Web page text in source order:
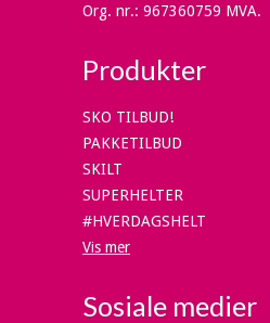
Org. nr.: 967360759 MVA.
Produkter
SKO TILBUD!
PAKKETILBUD
SKILT
SUPERHELTER
#HVERDAGSHELT
Vis mer
Sosiale medier